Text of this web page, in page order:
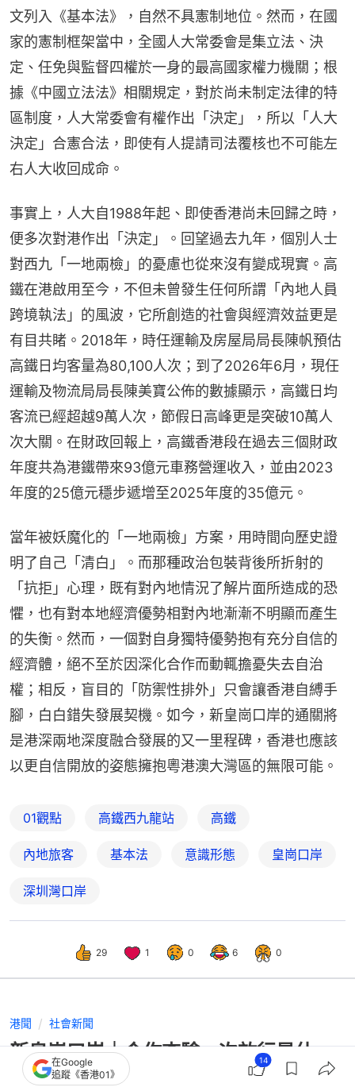
文列入《基本法》，自然不具憲制地位。然而，在國
家的憲制框架當中，全國人大常委會是集立法、決
定、任免與監督四權於一身的最高國家權力機關；根
據《中國立法法》相關規定，對於尚未制定法律的特
區制度，人大常委會有權作出「決定」，所以「人大
決定」合憲合法，即使有人提請司法覆核也不可能左
右人大收回成命。
事實上，人大自1988年起、即使香港尚未回歸之時，
便多次對港作出「決定」。回望過去九年，個別人士
對西九「一地兩檢」的憂慮也從來沒有變成現實。高
鐵在港啟用至今，不但未曾發生任何所謂「內地人員
跨境執法」的風波，它所創造的社會與經濟效益更是
有目共睹。2018年，時任運輸及房屋局局長陳帆預估
高鐵日均客量為80,100人次；到了2026年6月，現任
運輸及物流局局長陳美寶公佈的數據顯示，高鐵日均
客流已經超越9萬人次，節假日高峰更是突破10萬人
次大關。在財政回報上，高鐵香港段在過去三個財政
年度共為港鐵帶來93億元車務營運收入，並由2023
年度的25億元穩步遞增至2025年度的35億元。
當年被妖魔化的「一地兩檢」方案，用時間向歷史證
明了自己「清白」。而那種政治包裝背後所折射的
「抗拒」心理，既有對內地情況了解片面所造成的恐
懼，也有對本地經濟優勢相對內地漸漸不明顯而產生
的失衡。然而，一個對自身獨特優勢抱有充分自信的
經濟體，絕不至於因深化合作而動輒擔憂失去自治
權；相反，盲目的「防禦性排外」只會讓香港自縛手
腳，白白錯失發展契機。如今，新皇崗口岸的通關將
是港深兩地深度融合發展的又一里程碑，香港也應該
以更自信開放的姿態擁抱粵港澳大灣區的無限可能。
01觀點 高鐵西九龍站 高鐵
內地旅客 基本法 意識形態 皇崗口岸
深圳灣口岸
29 1 0 6 0
港聞 社會新聞
新皇崗口岸｜合作查驗一次放行是什
麼？3個「一地兩檢」口岸資訊
在Google
追蹤《香港01》
14